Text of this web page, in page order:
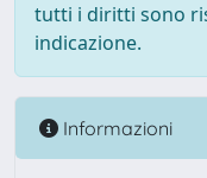
tutti i diritti sono
indicazione.
Informazioni